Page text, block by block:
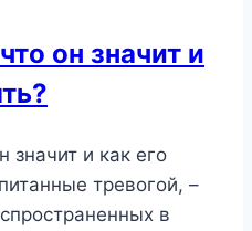
он значит и
значит и как его
тревогой, –
в